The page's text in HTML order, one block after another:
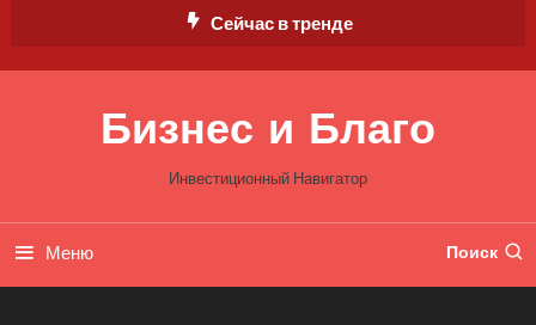
Сейчас в тренде
Бизнес и Благо
Инвестиционный Навигатор
Меню Поиск